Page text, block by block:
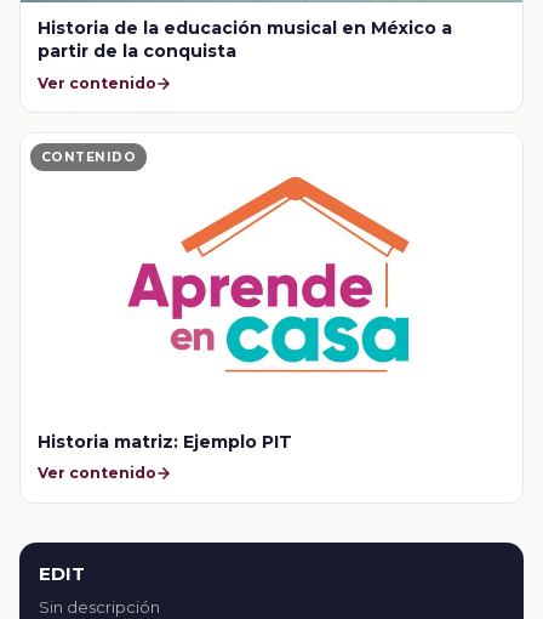
Historia de la educación musical en México a
partir de la conquista
Ver contenido
CONTENIDO
Historia matriz: Ejemplo PIT
Ver contenido
EDIT
Sin descripción